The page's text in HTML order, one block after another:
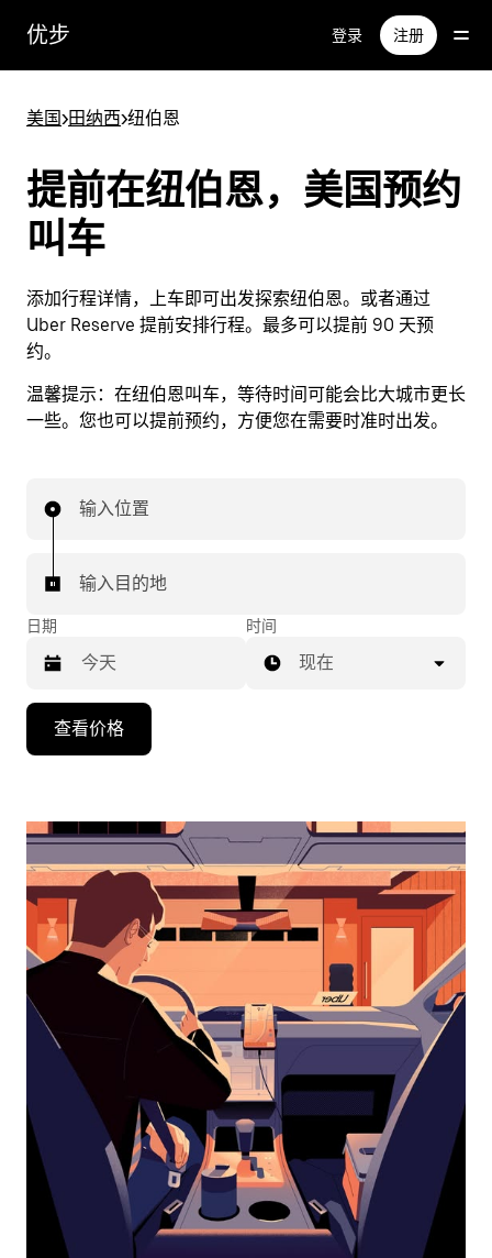
优步 登录 注册
美国>田纳西>纽伯恩
提前在纽伯恩，美国预约
叫车
添加行程详情，上车即可出发探索纽伯恩。或者通过
Uber Reserve 提前安排行程。最多可以提前 90 天预
约。
温馨提示： 在纽伯恩叫车，等待时间可能会比大城市更长
一些。您也可以提前预约，方便您在需要时准时出发。
输入位置
输入目的地
日期
向
头
浏
日
并
期。
按
退
时间
现在
查看价格